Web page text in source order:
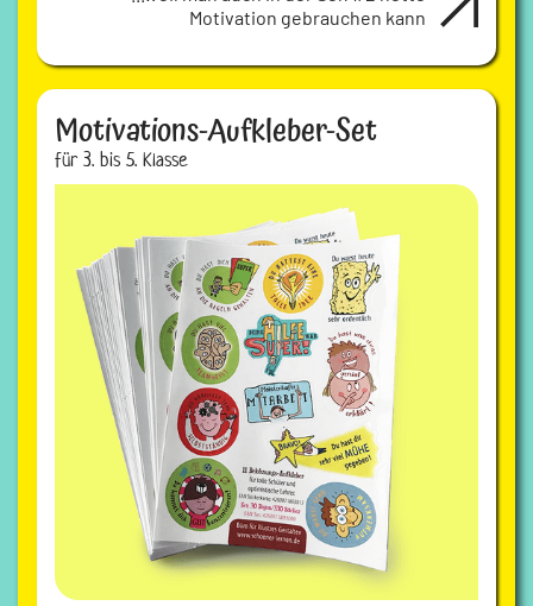
Motivation gebrauchen kann
Motivations-Aufkleber-Set
für 3. bis 5. Klasse